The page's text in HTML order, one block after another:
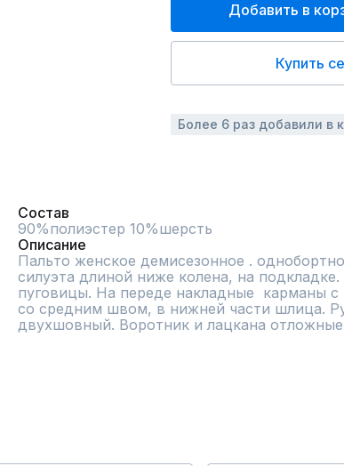
Добавить в
Купить
Более 6 раз добавили в
Состав
90%полиэстер 10%шерсть
Описание
Пальто женское демисезонное .
силуэта длиной ниже колена, на подкладке.
пуговицы. На переде накладные  карманы с
со средним швом, в нижней части шлица.
двухшовный. Воротник и лацкана